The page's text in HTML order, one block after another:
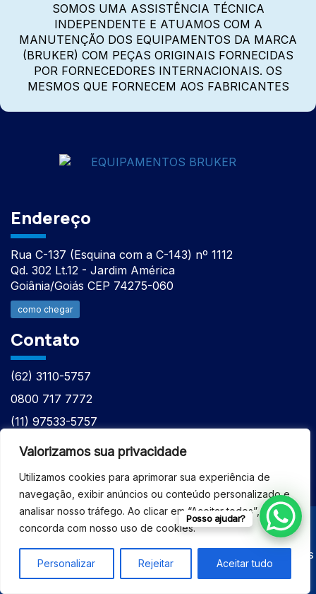
Valorizamos sua privacidade
Utilizamos cookies para aprimorar sua experiência de
navegação, exibir anúncios ou conteúdo personalizado e
analisar nosso tráfego. Ao clicar em “Aceitar todos”, você
concorda com nosso uso de cookies.
Personalizar Rejeitar Aceitar tudo
SOMOS UMA ASSISTÊNCIA TÉCNICA
INDEPENDENTE E ATUAMOS COM A
MANUTENÇÃO DOS EQUIPAMENTOS DA MARCA
(BRUKER) COM PEÇAS ORIGINAIS FORNECIDAS
POR FORNECEDORES INTERNACIONAIS. OS
MESMOS QUE FORNECEM AOS FABRICANTES
Endereço
Rua C-137 (Esquina com a C-143) nº 1112
Qd. 302 Lt.12 - Jardim América
Goiânia/Goiás CEP 74275-060
como chegar
Contato
(62) 3110-5757
0800 717 7772
(11) 97533-5757
(62) 98610-7777
© 2026 - ASSISTÊNCIA TÉCNICA ESPECIALIZADA
EQUIPAMENTOS BRUKER - Todos os direitos reservados
Posso ajudar?